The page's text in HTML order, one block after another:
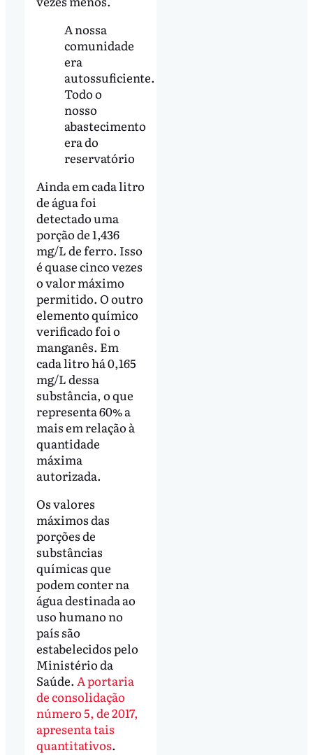
A nossa
comunidade
era
autossuficiente.
Todo o
nosso
abastecimento
era do
reservatório
Ainda em cada litro
de água foi
detectado uma
porção de 1,436
mg/L de ferro. Isso
é quase cinco vezes
o valor máximo
permitido. O outro
elemento químico
verificado foi o
manganês. Em
cada litro há 0,165
mg/L dessa
substância, o que
representa 60% a
mais em relação à
quantidade
máxima
autorizada.
Os valores
máximos das
porções de
substâncias
químicas que
podem conter na
água destinada ao
uso humano no
país são
estabelecidos pelo
Ministério da
Saúde. A portaria
de consolidação
número 5, de 2017,
apresenta tais
quantitativos.